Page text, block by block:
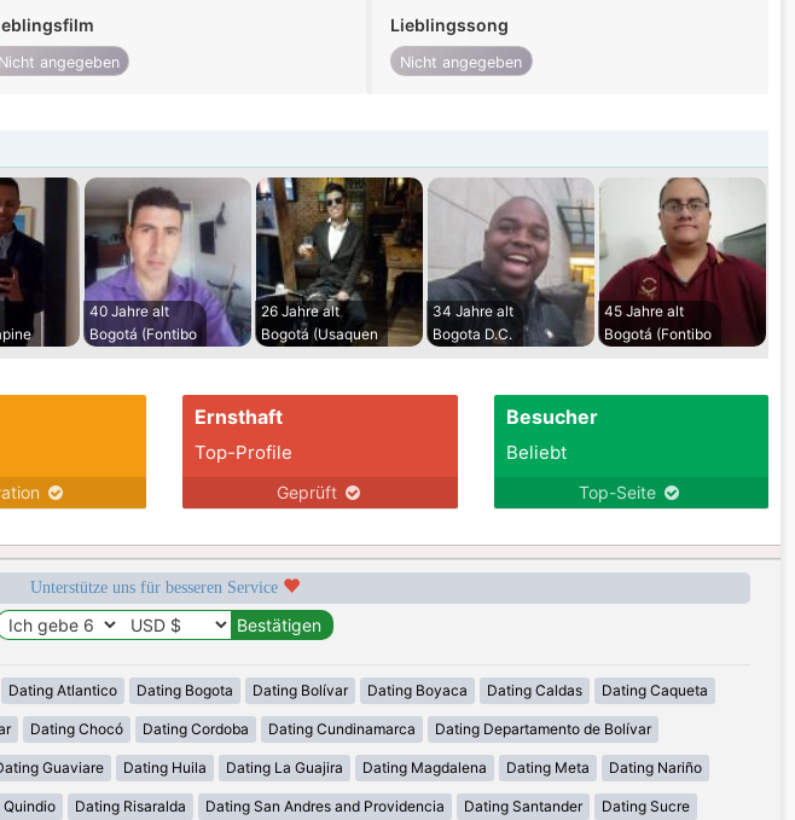
Nicht angegeben
Lieblingssong
Nicht angegeben
40 Jahre alt
Bogotá (Fontibo
26 Jahre alt
Bogotá (Usaquen
34 Jahre alt
Bogota D.C.
45 Jahre alt
Bogotá (Fontibo
Ernsthaft
Top-Profile
Geprüft
Besucher
Beliebt
Top-Seite
Unterstütze uns für besseren Service
Dating Atlantico Dating Bogota Dating Bolívar Dating Boyaca Dating Caldas Dating Caqueta
Dating Chocó Dating Cordoba Dating Cundinamarca Dating Departamento de Bolívar
Guaviare Dating Huila Dating La Guajira Dating Magdalena Dating Meta Dating Nariño
Quindio Dating Risaralda Dating San Andres and Providencia Dating Santander Dating Sucre